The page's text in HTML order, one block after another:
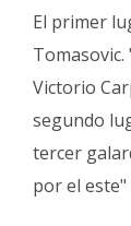
El primer
Tomasovic.
Victorio
segundo
tercer
por el este"